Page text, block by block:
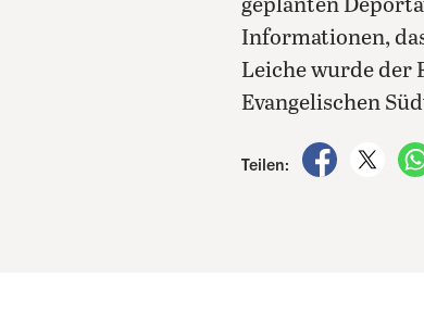
geplanten
Informationen,
Leiche wurde der
Evangelischen
Teilen:
auf auf